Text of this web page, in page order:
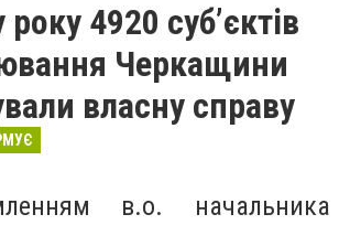
4920 суб’єктів
Черкащини
власну справу
в.о. начальника